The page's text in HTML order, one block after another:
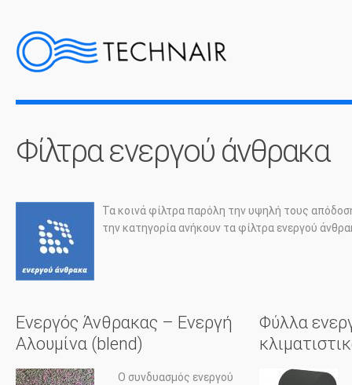
Φίλτρα ενεργού άνθρακα
Τα κοινά φίλτρα παρόλη την υψηλή τους
την κατηγορία ανήκουν τα φίλτρα ενεργού
Ενεργός Άνθρακας – Ενεργή
Αλουμίνα (blend)
Ο συνδυασμός ενεργού
Φύλλα